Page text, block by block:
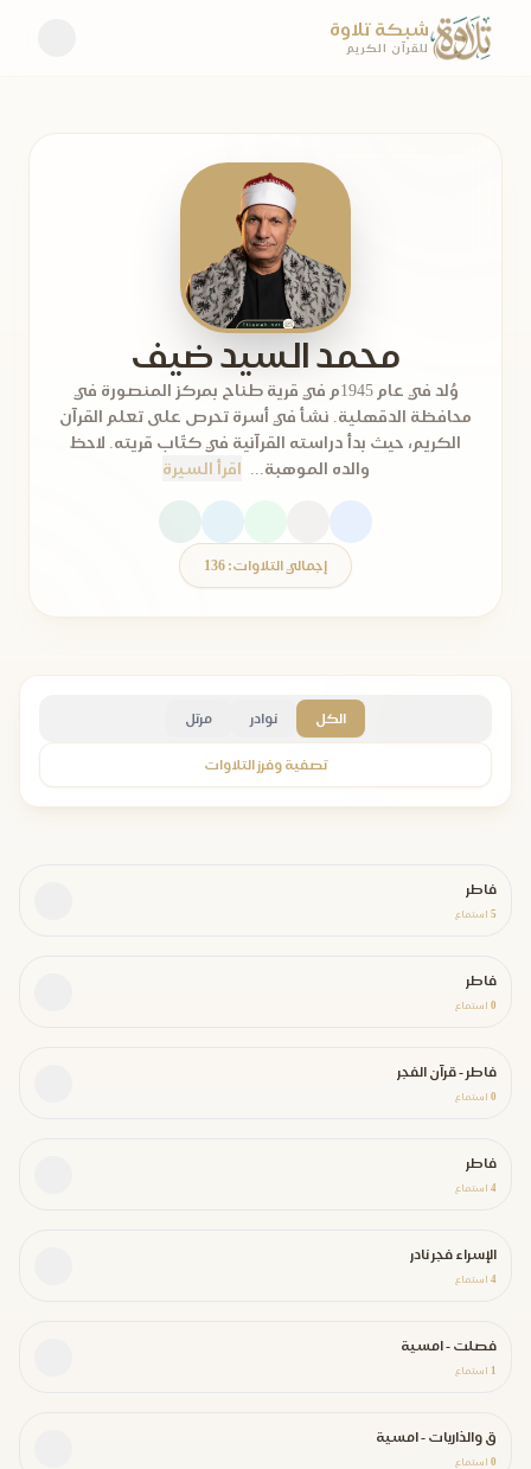
شبكة تلاوة
للقرآن الكريم
محمد السيد ضيف
وُلد في عام 1945م في قرية طناح بمركز المنصورة في
محافظة الدقهلية. نشأ في أسرة تحرص على تعلم القرآن
الكريم، حيث بدأ دراسته القرآنية في كتّاب قريته. لاحظ
والده الموهبة...
اقرأ السيرة
إجمالي التلاوات: 136
الكل نوادر مرتل
تصفية وفرز التلاوات
فاطر
5 استماع
فاطر
0 استماع
فاطر - قرآن الفجر
0 استماع
فاطر
4 استماع
الإسراء فجر نادر
4 استماع
فصلت - امسية
1 استماع
ق والذاريات - امسية
0 استماع